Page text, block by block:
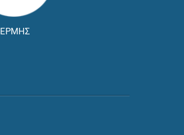
ΕΡΜΗΣ